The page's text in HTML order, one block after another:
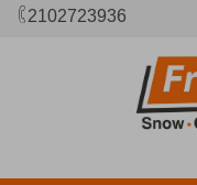
2102723936